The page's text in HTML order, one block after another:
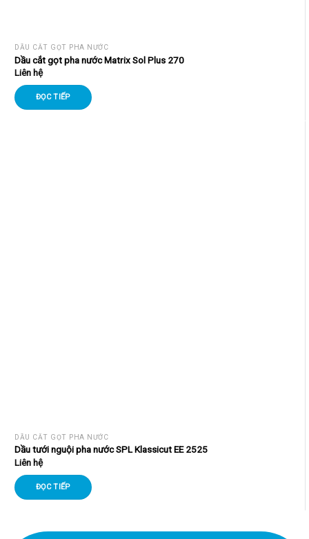
DẦU CẮT GỌT PHA NƯỚC
Dầu cắt gọt pha nước Matrix Sol Plus 270
Liên hệ
ĐỌC TIẾP
DẦU CẮT GỌT PHA NƯỚC
Dầu tưới nguội pha nước SPL Klassicut EE 2525
Liên hệ
ĐỌC TIẾP